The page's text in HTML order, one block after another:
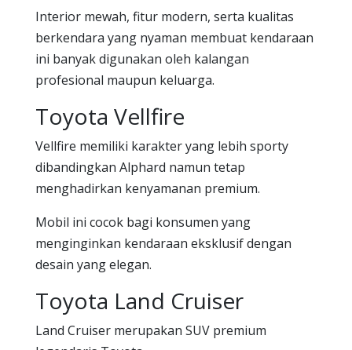
Interior mewah, fitur modern, serta kualitas
berkendara yang nyaman membuat kendaraan
ini banyak digunakan oleh kalangan
profesional maupun keluarga.
Toyota Vellfire
Vellfire memiliki karakter yang lebih sporty
dibandingkan Alphard namun tetap
menghadirkan kenyamanan premium.
Mobil ini cocok bagi konsumen yang
menginginkan kendaraan eksklusif dengan
desain yang elegan.
Toyota Land Cruiser
Land Cruiser merupakan SUV premium